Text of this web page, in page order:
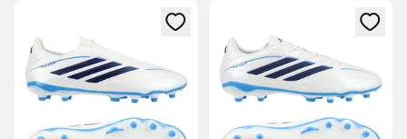
Odpre Modal za prijavo ali vpis kot članOdpre Modal za prijavo ali